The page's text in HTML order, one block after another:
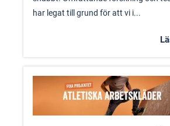
har legat till grund för att vi i...